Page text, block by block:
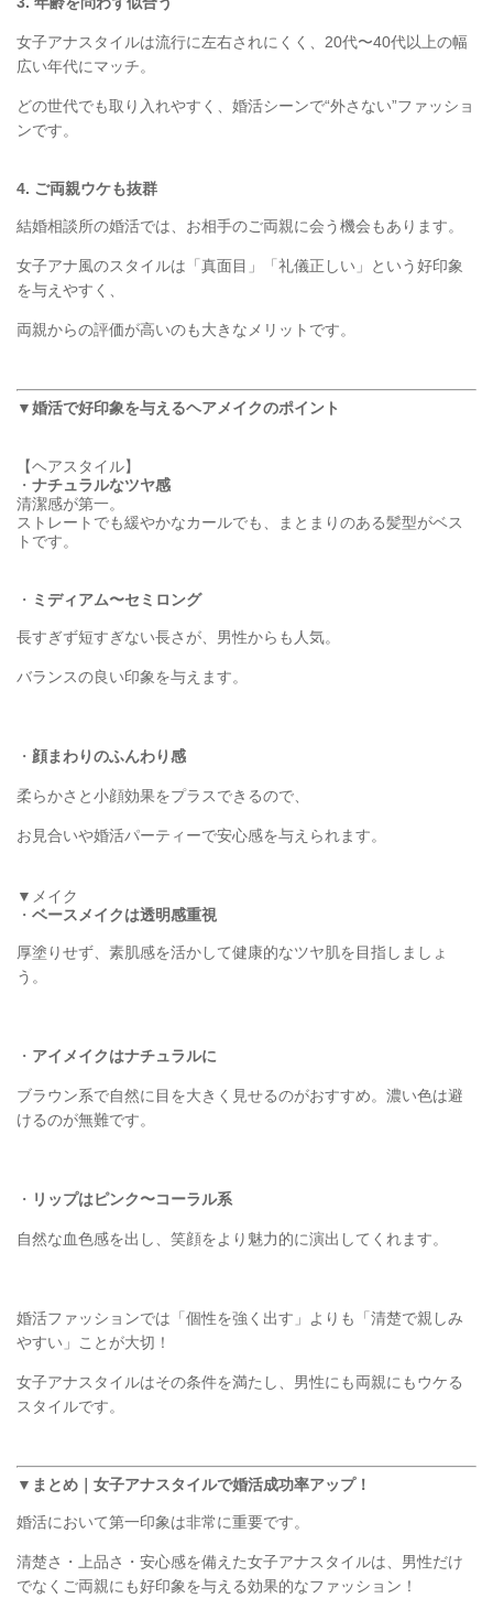
女子アナスタイルは流行に左右されにくく、20代〜40代以上の幅
広い年代にマッチ。
どの世代でも取り入れやすく、婚活シーンで“外さない”ファッショ
ンです。
4. ご両親ウケも抜群
結婚相談所の婚活では、お相手のご両親に会う機会もあります。
女子アナ風のスタイルは「真面目」「礼儀正しい」という好印象
を与えやすく、
両親からの評価が高いのも大きなメリットです。
▼婚活で好印象を与えるヘアメイクのポイント
【ヘアスタイル】
・ ナチュラルなツヤ感
清潔感が第一。
ストレートでも緩やかなカールでも、まとまりのある髪型がベス
トです。
・ ミディアム〜セミロング
長すぎず短すぎない長さが、男性からも人気。
バランスの良い印象を与えます。
・ 顔まわりのふんわり感
柔らかさと小顔効果をプラスできるので、
お見合いや婚活パーティーで安心感を与えられます。
▼メイク
・ ベースメイクは透明感重視
厚塗りせず、素肌感を活かして健康的なツヤ肌を目指しましょ
う。
・ アイメイクはナチュラルに
ブラウン系で自然に目を大きく見せるのがおすすめ。濃い色は避
けるのが無難です。
・ リップはピンク〜コーラル系
自然な血色感を出し、笑顔をより魅力的に演出してくれます。
婚活ファッションでは「個性を強く出す」よりも「清楚で親しみ
やすい」ことが大切！
女子アナスタイルはその条件を満たし、男性にも両親にもウケる
スタイルです。
▼まとめ｜女子アナスタイルで婚活成功率アップ！
婚活において第一印象は非常に重要です。
清楚さ・上品さ・安心感を備えた女子アナスタイルは、男性だけ
でなくご両親にも好印象を与える効果的なファッション！